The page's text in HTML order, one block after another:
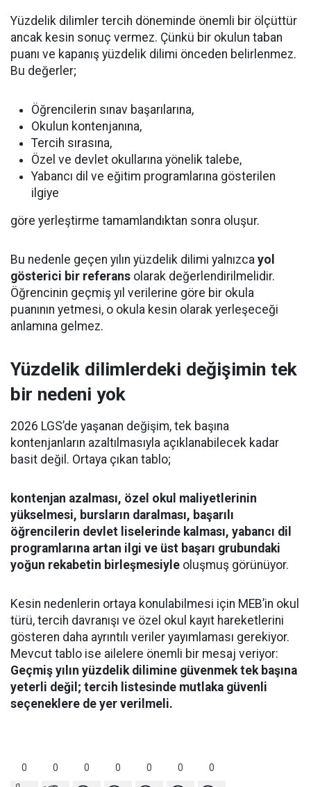
Yüzdelik dilimler tercih döneminde önemli bir ölçüttür
ancak kesin sonuç vermez. Çünkü bir okulun taban
puanı ve kapanış yüzdelik dilimi önceden belirlenmez.
Bu değerler;
Öğrencilerin sınav başarılarına,
Okulun kontenjanına,
Tercih sırasına,
Özel ve devlet okullarına yönelik talebe,
Yabancı dil ve eğitim programlarına gösterilen
ilgiye
göre yerleştirme tamamlandıktan sonra oluşur.
Bu nedenle geçen yılın yüzdelik dilimi yalnızca yol
gösterici bir referans olarak değerlendirilmelidir.
Öğrencinin geçmiş yıl verilerine göre bir okula
puanının yetmesi, o okula kesin olarak yerleşeceği
anlamına gelmez.
Yüzdelik dilimlerdeki değişimin tek
bir nedeni yok
2026 LGS’de yaşanan değişim, tek başına
kontenjanların azaltılmasıyla açıklanabilecek kadar
basit değil. Ortaya çıkan tablo;
kontenjan azalması, özel okul maliyetlerinin
yükselmesi, bursların daralması, başarılı
öğrencilerin devlet liselerinde kalması, yabancı dil
programlarına artan ilgi ve üst başarı grubundaki
yoğun rekabetin birleşmesiyle oluşmuş görünüyor.
Kesin nedenlerin ortaya konulabilmesi için MEB’in okul
türü, tercih davranışı ve özel okul kayıt hareketlerini
gösteren daha ayrıntılı veriler yayımlaması gerekiyor.
Mevcut tablo ise ailelere önemli bir mesaj veriyor:
Geçmiş yılın yüzdelik dilimine güvenmek tek başına
yeterli değil; tercih listesinde mutlaka güvenli
seçeneklere de yer verilmeli.
0 0 0 0 0 0 0